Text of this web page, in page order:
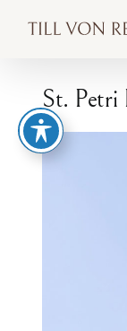
Inhalt
St. Petri
Zeige
grösseres